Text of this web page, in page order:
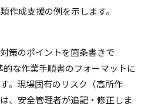
作成支援の例を示します。
策のポイントを箇条書きで
な作業手順書のフォーマットに
。現場固有のリスク（高所作
、安全管理者が追記・修正しま